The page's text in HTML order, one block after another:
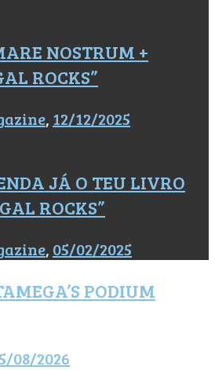
NOSTRUM +
ROCKS”
, 12/12/2025
JÁ O TEU LIVRO
ROCKS”
, 05/02/2025
PODIUM
08/2026